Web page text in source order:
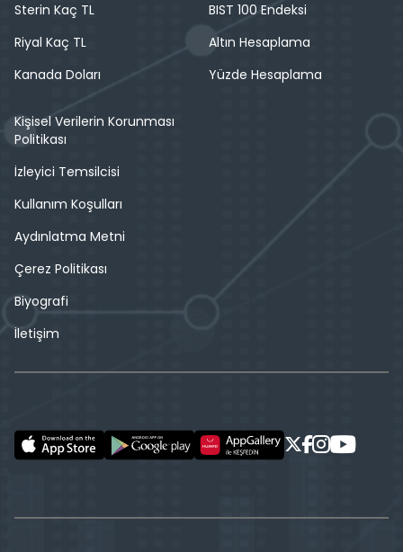
Sterin Kaç TL
Riyal Kaç TL
Kanada Doları
BIST 100 Endeksi
Altın Hesaplama
Yüzde Hesaplama
Kişisel Verilerin Korunması
Politikası
İzleyici Temsilcisi
Kullanım Koşulları
Aydınlatma Metni
Çerez Politikası
Biyografi
İletişim